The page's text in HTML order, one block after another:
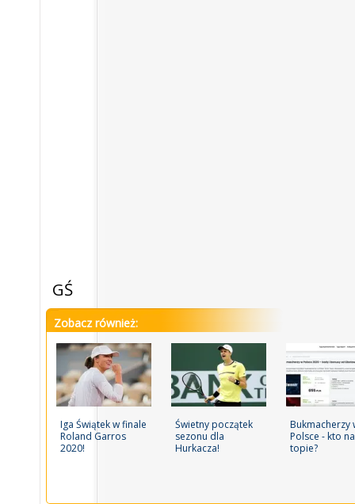
GŚ
Zobacz również:
Iga Świątek w finale
Roland Garros
2020!
Świetny początek
sezonu dla
Hurkacza!
Bukmacherzy
Polsce - kto na
topie?